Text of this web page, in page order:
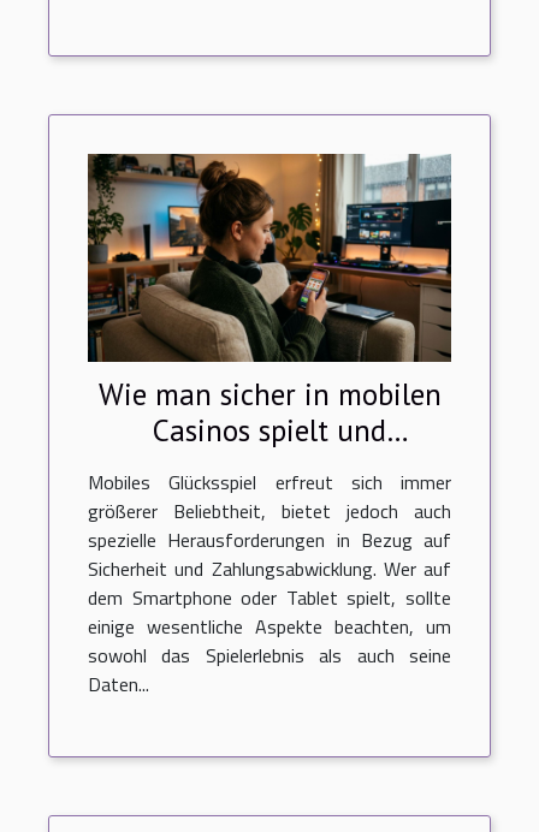
Wie man sicher in mobilen
Casinos spielt und
Einzahlungen tätigt?
Mobiles Glücksspiel erfreut sich immer
größerer Beliebtheit, bietet jedoch auch
spezielle Herausforderungen in Bezug auf
Sicherheit und Zahlungsabwicklung. Wer auf
dem Smartphone oder Tablet spielt, sollte
einige wesentliche Aspekte beachten, um
sowohl das Spielerlebnis als auch seine
Daten...